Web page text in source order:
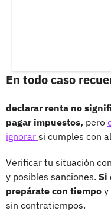
En todo caso
declarar renta no
pagar impuestos, pero
ignorar si cumples con
Verificar tu situación
y posibles sanciones. Si
prepárate con tiempo y
sin contratiempos.